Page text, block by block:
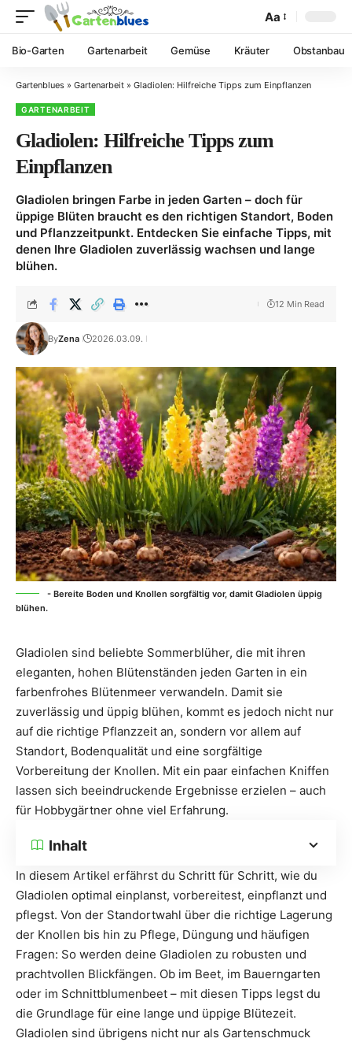
Aa
Bio-Garten Gartenarbeit Gemüse Kräuter Obstanbau
Gartenblues » Gartenarbeit » Gladiolen: Hilfreiche Tipps zum Einpflanzen
GARTENARBEIT
Gladiolen: Hilfreiche Tipps zum
Einpflanzen
Gladiolen bringen Farbe in jeden Garten – doch für
üppige Blüten braucht es den richtigen Standort, Boden
und Pflanzzeitpunkt. Entdecken Sie einfache Tipps, mit
denen Ihre Gladiolen zuverlässig wachsen und lange
blühen.
ByZena 2026.03.09.
12 Min Read
- Bereite Boden und Knollen sorgfältig vor, damit Gladiolen üppig
blühen.
Gladiolen sind beliebte Sommerblüher, die mit ihren
eleganten, hohen Blütenständen jeden Garten in ein
farbenfrohes Blütenmeer verwandeln. Damit sie
zuverlässig und üppig blühen, kommt es jedoch nicht nur
auf die richtige Pflanzzeit an, sondern vor allem auf
Standort, Bodenqualität und eine sorgfältige
Vorbereitung der Knollen. Mit ein paar einfachen Kniffen
lassen sich beeindruckende Ergebnisse erzielen – auch
für Hobbygärtner ohne viel Erfahrung.
Inhalt
In diesem Artikel erfährst du Schritt für Schritt, wie du
Gladiolen optimal einplanst, vorbereitest, einpflanzt und
pflegst. Von der Standortwahl über die richtige Lagerung
der Knollen bis hin zu Pflege, Düngung und häufigen
Fragen: So werden deine Gladiolen zu robusten und
prachtvollen Blickfängen. Ob im Beet, im Bauerngarten
oder im Schnittblumenbeet – mit diesen Tipps legst du
die Grundlage für eine lange und üppige Blütezeit.
Gladiolen sind übrigens nicht nur als Gartenschmuck